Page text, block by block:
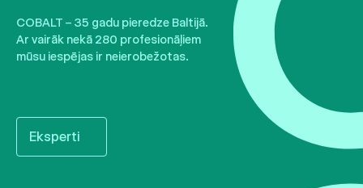
COBALT – 35 gadu pieredze Baltijā.
Ar vairāk nekā 280 profesionāļiem
mūsu iespējas ir neierobežotas.
Eksperti